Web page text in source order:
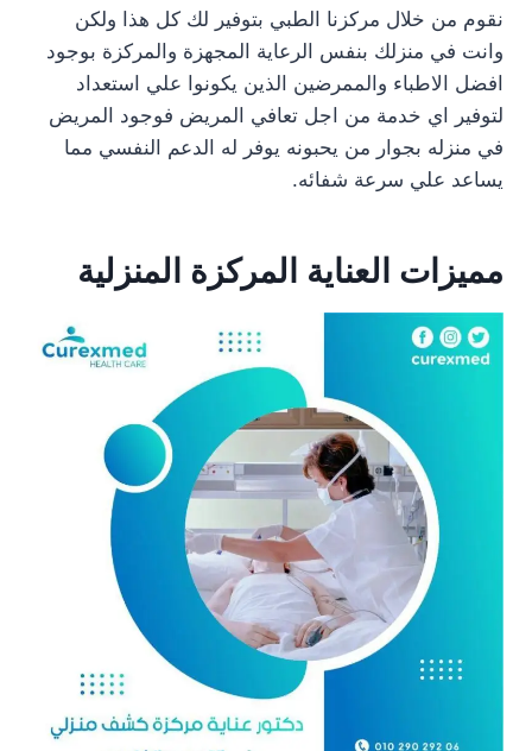
نقوم من خلال مركزنا الطبي بتوفير لك كل هذا ولكن
وانت في منزلك بنفس الرعاية المجهزة والمركزة بوجود
افضل الاطباء والممرضين الذين يكونوا علي استعداد
لتوفير اي خدمة من اجل تعافي المريض فوجود المريض
في منزله بجوار من يحبونه يوفر له الدعم النفسي مما
يساعد علي سرعة شفائه.
مميزات العناية المركزة المنزلية